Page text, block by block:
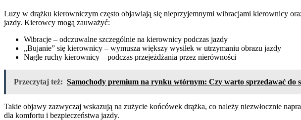
Luzy w drążku kierowniczym często objawiają się nieprzyjemnymi wibracjami kierownicy
jazdy. Kierowcy mogą zauważyć:
Wibracje – odczuwalne szczególnie na kierownicy podczas jazdy
„Bujanie” się kierownicy – wymusza większy wysiłek w utrzymaniu obrazu jazdy
Nagłe ruchy kierownicy – podczas przejeżdżania przez nierówności
Przeczytaj też: Samochody premium na rynku wtórnym: Czy warto sprzedawać do
Takie objawy zazwyczaj wskazują na zużycie końcówek drążka, co należy niezwłocznie
dla komfortu i bezpieczeństwa jazdy.